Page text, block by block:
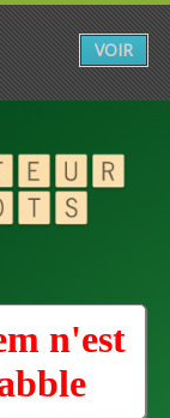
n'est
VOIR